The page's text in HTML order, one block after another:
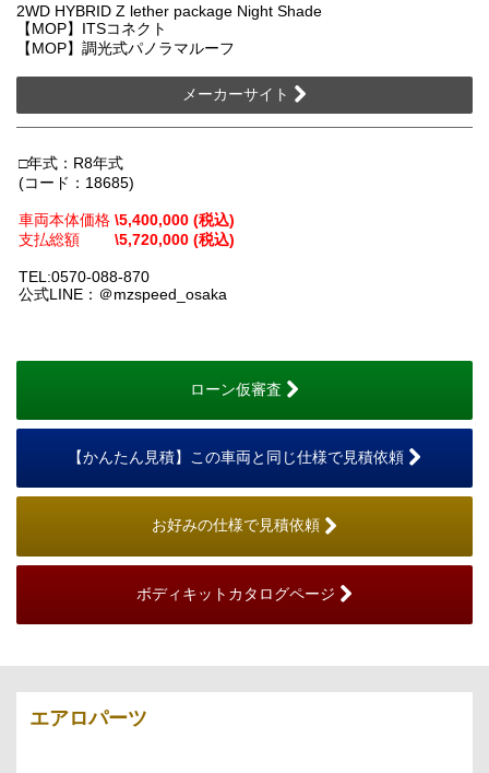
2WD HYBRID Z lether package Night Shade
【MOP】ITSコネクト
【MOP】調光式パノラマルーフ
メーカーサイト
□年式：R8年式
(コード：18685)
車両本体価格 \5,400,000 (税込)
支払総額
\5,720,000 (税込)
TEL:0570-088-870
公式LINE：＠mzspeed_osaka
ローン仮審査
【かんたん見積】この車両と同じ仕様で見積依頼
お好みの仕様で見積依頼
ボディキットカタログページ
エアロパーツ